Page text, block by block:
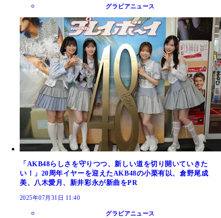
グラビアニュース
「AKB48らしさを守りつつ、新しい道を切り開いていきた
い！」20周年イヤーを迎えたAKB48の小栗有以、倉野尾成
美、八木愛月、新井彩永が新曲をPR
2025年07月31日 11:40
グラビアニュース